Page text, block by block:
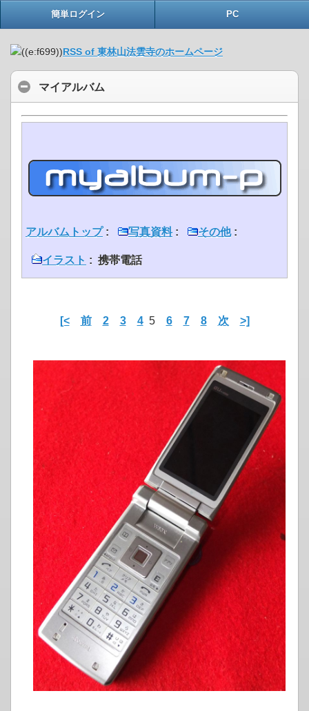
簡単ログイン PC
RSS of 東林山法雲寺のホームページ
マイアルバム
アルバムトップ: 写真資料: その他:
イラスト : 携帯電話
[< 前 2 3 45 6 7 8 次 >]